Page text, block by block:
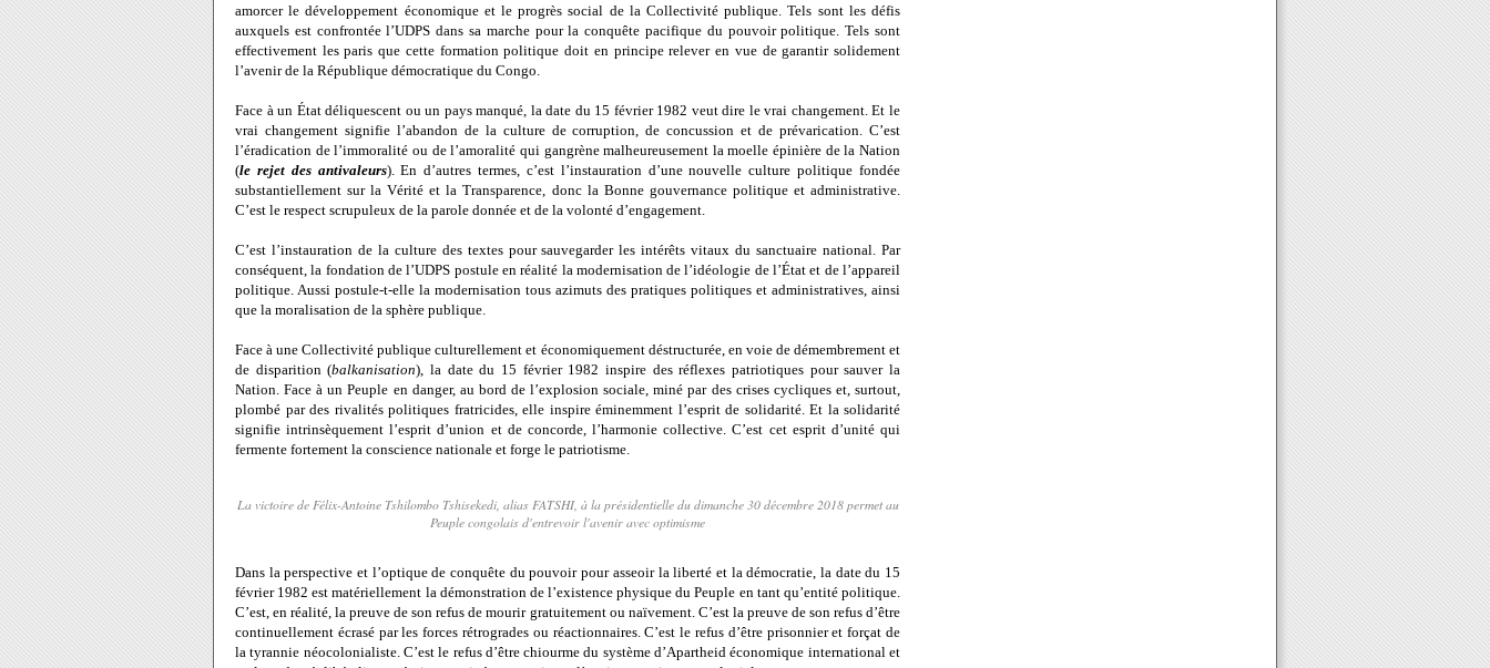
amorcer le développement économique et le progrès social de la Collectivité publique. Tels sont les défis
auxquels est confrontée l’UDPS dans sa marche pour la conquête pacifique du pouvoir politique. Tels sont
effectivement les paris que cette formation politique doit en principe relever en vue de garantir solidement
l’avenir de la République démocratique du Congo.
Face à un État déliquescent ou un pays manqué, la date du 15 février 1982 veut dire le vrai changement. Et le
vrai changement signifie l’abandon de la culture de corruption, de concussion et de prévarication. C’est
l’éradication de l’immoralité ou de l’amoralité qui gangrène malheureusement la moelle épinière de la Nation
(le rejet des antivaleurs). En d’autres termes, c’est l’instauration d’une nouvelle culture politique fondée
substantiellement surla Vérité etla Transparence, donc la Bonnegouvernance politique et administrative.
C’est le respect scrupuleux de la parole donnée et de la volonté d’engagement.
C’est l’instauration de la culture des textes pour sauvegarder les intérêts vitaux du sanctuaire national. Par
conséquent, la fondation de l’UDPS postule en réalité la modernisation de l’idéologie de l’État et de l’appareil
politique. Aussi postule-t-elle la modernisation tous azimuts des pratiques politiques et administratives, ainsi
que la moralisation de la sphère publique.
Face à une Collectivité publique culturellement et économiquement déstructurée, en voie de démembrement et
de disparition (balkanisation), la date du 15 février 1982 inspire des réflexes patriotiques pour sauverla
Nation. Face à un Peuple en danger, au bord de l’explosion sociale, miné par des crises cycliques et, surtout,
plombé par des rivalités politiques fratricides, elle inspire éminemment l’esprit de solidarité. Et la solidarité
signifie intrinsèquement l’esprit d’union et de concorde, l’harmonie collective. C’est cet esprit d’unité qui
fermente fortement la conscience nationale et forge le patriotisme.
La victoire de Félix-Antoine Tshilombo Tshisekedi, alias FATSHI, à la présidentielle du dimanche 30 décembre 2018 permet au
Peuple congolais d'entrevoir l'avenir avec optimisme
Dans la perspective et l’optique de conquête du pouvoir pour asseoir la liberté et la démocratie, la date du 15
février 1982 est matériellement la démonstration de l’existence physique du Peuple en tant qu’entité politique.
C’est, en réalité, la preuve de son refus de mourir gratuitement ou naïvement. C’est la preuve de son refus d’être
continuellement écrasé par les forces rétrogrades ou réactionnaires. C’est le refus d’être prisonnier et forçat de
la tyrannie néocolonialiste. C’est le refus d’être chiourme du système d’Apartheid économique international et